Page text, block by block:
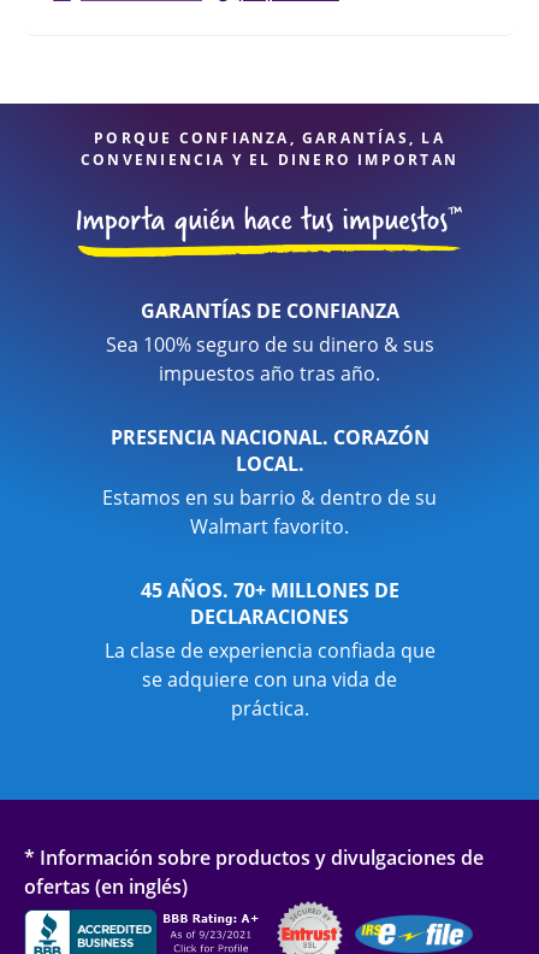
PORQUE CONFIANZA, GARANTÍAS, LA
CONVENIENCIA Y EL DINERO IMPORTAN
GARANTÍAS DE CONFIANZA
Sea 100% seguro de su dinero & sus
impuestos año tras año.
PRESENCIA NACIONAL. CORAZÓN
LOCAL.
Estamos en su barrio & dentro de su
Walmart favorito.
45 AÑOS. 70+ MILLONES DE
DECLARACIONES
La clase de experiencia confiada que
se adquiere con una vida de
práctica.
* Información sobre productos y divulgaciones de
ofertas (en inglés)